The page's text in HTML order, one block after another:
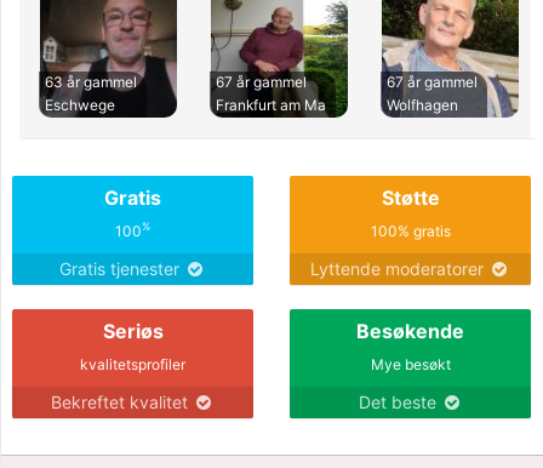
63 år gammel
Eschwege
67 år gammel
Frankfurt am Ma
67 år gammel
Wolfhagen
Gratis
100%
Gratis tjenester
Støtte
100% gratis
Lyttende moderatorer
Seriøs
kvalitetsprofiler
Bekreftet kvalitet
Besøkende
Mye besøkt
Det beste